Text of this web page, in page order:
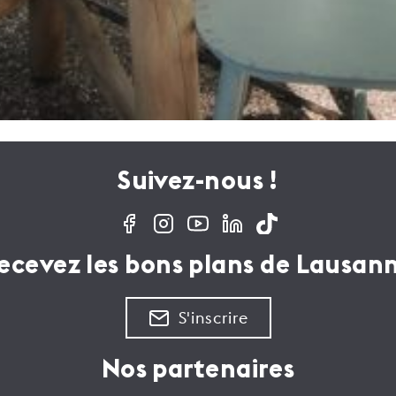
Suivez-nous !
les bons plans de
S'inscrire
Nos partenaires